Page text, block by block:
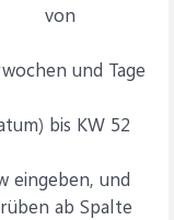
von
und Tage
bis KW 52
eingeben, und
ab Spalte